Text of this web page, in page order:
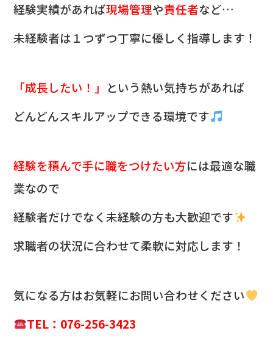
経験実績があれば現場管理や責任者など…
未経験者は１つずつ丁寧に優しく指導します！
「成長したい！」 という熱い気持ちがあれば
どんどんスキルアップできる環境です
経験を積んで手に職をつけたい方には最適な職
業なので
経験者だけでなく未経験の方も大歓迎です
求職者の状況に合わせて柔軟に対応します！
気になる方はお気軽にお問い合わせください
TEL：076-256-3423